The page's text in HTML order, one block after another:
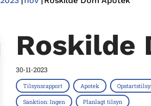
Roskilde
30-11-2023
Tilsynsrapport Apotek
Sanktion: Ingen Planlagt tilsyn